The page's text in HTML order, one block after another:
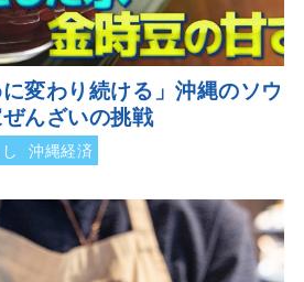
に変わり続ける」沖縄のソウ
んざいの挑戦
沖縄経済